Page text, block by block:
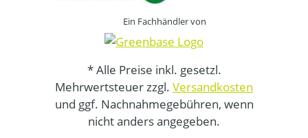
Ein Fachhändler von
* Alle Preise inkl. gesetzl.
Mehrwertsteuer zzgl. Versandkosten
und ggf. Nachnahmegebühren, wenn
nicht anders angegeben.